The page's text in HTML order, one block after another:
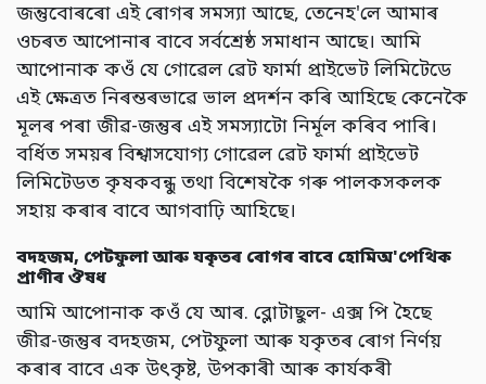
জন্তুবোৰৰো এই ৰোগৰ সমস্যা আছে, তেনেহ'লে আমাৰ
ওচৰত আপোনাৰ বাবে সৰ্বশ্ৰেষ্ঠ সমাধান আছে। আমি
আপোনাক কওঁ যে গোৱেল ৱেট ফাৰ্মা প্ৰাইভেট লিমিটেডে
এই ক্ষেত্ৰত নিৰন্তৰভাৱে ভাল প্ৰদৰ্শন কৰি আহিছে কেনেকৈ
মূলৰ পৰা জীৱ-জন্তুৰ এই সমস্যাটো নিৰ্মূল কৰিব পাৰি।
বৰ্ধিত সময়ৰ বিশ্বাসযোগ্য গোৱেল ৱেট ফাৰ্মা প্ৰাইভেট
লিমিটেডত কৃষকবন্ধু তথা বিশেষকৈ গৰু পালকসকলক
সহায় কৰাৰ বাবে আগবাঢ়ি আহিছে।
বদহজম, পেটফুলা আৰু যকৃতৰ ৰোগৰ বাবে হোমিঅ'পেথিক
প্ৰাণীৰ ঔষধ
আমি আপোনাক কওঁ যে আৰ. ব্লোটাছুল- এক্স পি হৈছে
জীৱ-জন্তুৰ বদহজম, পেটফুলা আৰু যকৃতৰ ৰোগ নিৰ্ণয়
কৰাৰ বাবে এক উৎকৃষ্ট, উপকাৰী আৰু কাৰ্যকৰী